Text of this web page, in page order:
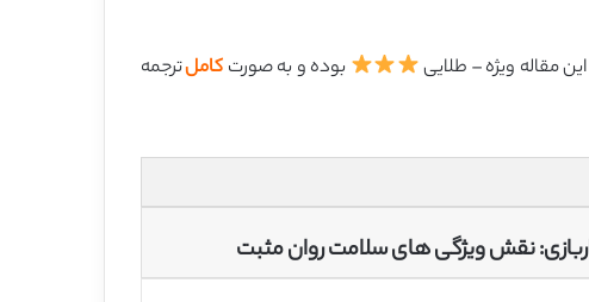
بوده و به صورت کاملترجمه
نقش ویژگی های سلامت روان مثبت